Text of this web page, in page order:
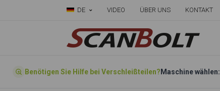
DE VIDEO ÜBER UNS KONTAKT
Benötigen Sie Hilfe bei Verschleißteilen? Maschine wählen: